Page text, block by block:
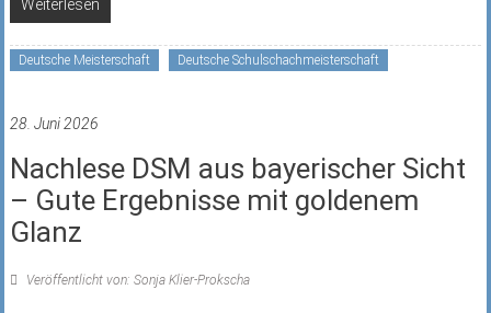
Weiterlesen
Deutsche Meisterschaft Deutsche Schulschachmeisterschaft
28. Juni 2026
Nachlese DSM aus bayerischer Sicht
– Gute Ergebnisse mit goldenem
Glanz
Veröffentlicht von: Sonja Klier-Prokscha